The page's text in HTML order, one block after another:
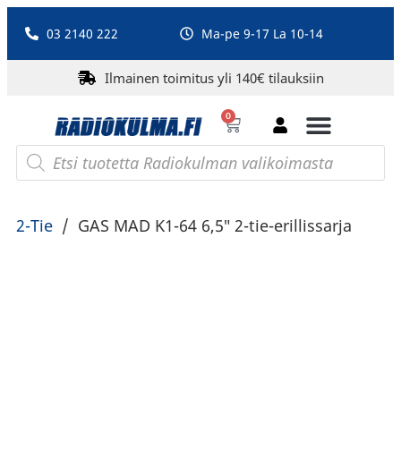
03 2140 222 Ma-pe 9-17 La 10-14
Ilmainen toimitus yli 140€ tilauksiin
0
2-Tie / GAS MAD K1-64 6,5″ 2-tie-erillissarja